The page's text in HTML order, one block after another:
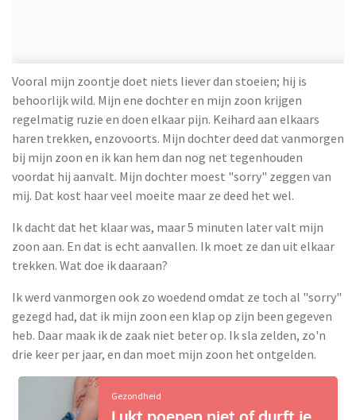
Vooral mijn zoontje doet niets liever dan stoeien; hij is
behoorlijk wild. Mijn ene dochter en mijn zoon krijgen
regelmatig ruzie en doen elkaar pijn. Keihard aan elkaars
haren trekken, enzovoorts. Mijn dochter deed dat vanmorgen
bij mijn zoon en ik kan hem dan nog net tegenhouden
voordat hij aanvalt. Mijn dochter moest "sorry" zeggen van
mij. Dat kost haar veel moeite maar ze deed het wel.
Ik dacht dat het klaar was, maar 5 minuten later valt mijn
zoon aan. En dat is echt aanvallen. Ik moet ze dan uit elkaar
trekken. Wat doe ik daaraan?
Ik werd vanmorgen ook zo woedend omdat ze toch al "sorry"
gezegd had, dat ik mijn zoon een klap op zijn been gegeven
heb. Daar maak ik de zaak niet beter op. Ik sla zelden, zo'n
drie keer per jaar, en dan moet mijn zoon het ontgelden.
Gezondheid
Lukt poepen niet of durft je